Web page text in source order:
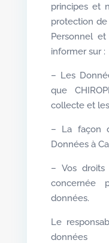
principes et
protection
Personnel
informer sur :
– Les
que
collecte et
– La façon
Données à
– Vos
concernée
données.
Le
données